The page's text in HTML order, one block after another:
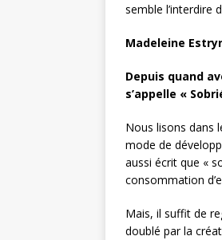
semble l’interdire
Madeleine
Depuis quand
s’appelle «
Nous lisons dans
mode de
aussi écrit que «
consommation
Mais, il suffit de
doublé par la